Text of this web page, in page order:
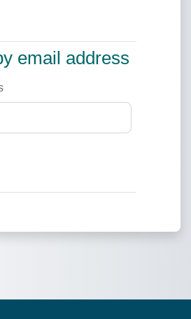
address
email address